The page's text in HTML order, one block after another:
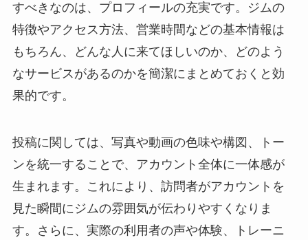
すべきなのは、プロフィールの充実です。ジムの
特徴やアクセス方法、営業時間などの基本情報は
もちろん、どんな人に来てほしいのか、どのよう
なサービスがあるのかを簡潔にまとめておくと効
果的です。
投稿に関しては、写真や動画の色味や構図、トー
ンを統一することで、アカウント全体に一体感が
生まれます。これにより、訪問者がアカウントを
見た瞬間にジムの雰囲気が伝わりやすくなりま
す。さらに、実際の利用者の声や体験、トレーニ